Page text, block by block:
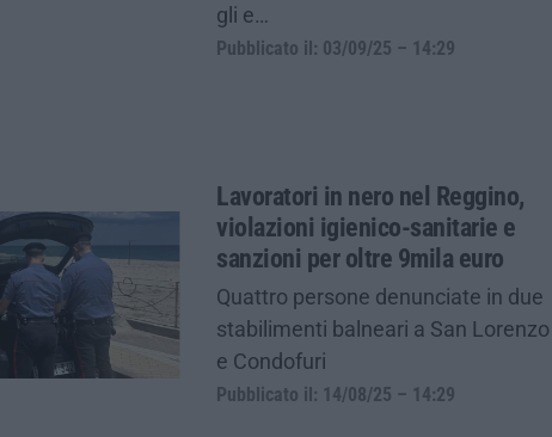
gli e…
Pubblicato il: 03/09/25 – 14:29
Lavoratori in nero nel Reggino,
violazioni igienico-sanitarie e
sanzioni per oltre 9mila euro
Quattro persone denunciate in due
stabilimenti balneari a San Lorenzo
e Condofuri
Pubblicato il: 14/08/25 – 14:29